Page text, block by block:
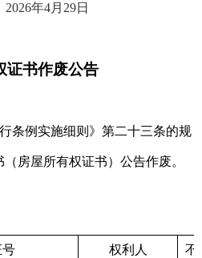
2026年4月 29日
证书作废公告
条例实施细则》第二十三条的规
房屋所有权证书）公告作废。
号 权利人 不